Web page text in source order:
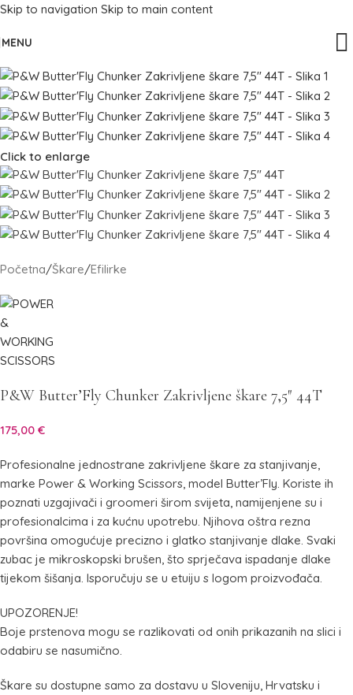
Skip to navigation Skip to main content
MENU
Click to enlarge
Početna/Škare/Efilirke
P&W Butter’Fly Chunker Zakrivljene škare 7,5″ 44T
175,00 €
Profesionalne jednostrane zakrivljene škare za stanjivanje,
marke Power & Working Scissors, model Butter’Fly. Koriste ih
poznati uzgajivači i groomeri širom svijeta, namijenjene su i
profesionalcima i za kućnu upotrebu. Njihova oštra rezna
površina omogućuje precizno i glatko stanjivanje dlake. Svaki
zubac je mikroskopski brušen, što sprječava ispadanje dlake
tijekom šišanja. Isporučuju se u etuiju s logom proizvođača.
UPOZORENJE!
Boje prstenova mogu se razlikovati od onih prikazanih na slici i
odabiru se nasumično.
Škare su dostupne samo za dostavu u Sloveniju, Hrvatsku i